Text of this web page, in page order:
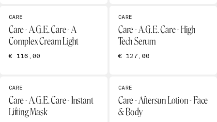
CARE
Care - A.G.E. Care - A
Complex Cream Light
€ 116,00
CARE
Care - A.G.E. Care - High
Tech Serum
€ 127,00
CARE
Care - A.G.E. Care - Instant
Lifting Mask
CARE
Care - Aftersun Lotion - Face
& Body